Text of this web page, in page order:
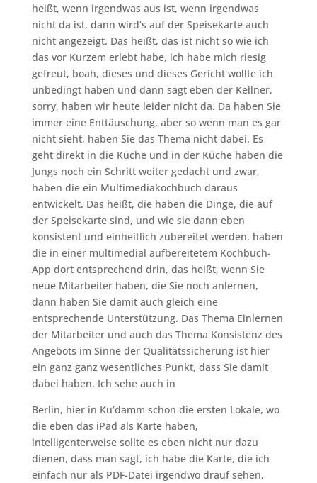
heißt, wenn irgendwas aus ist, wenn irgendwas
nicht da ist, dann wird‘s auf der Speisekarte auch
nicht angezeigt. Das heißt, das ist nicht so wie ich
das vor Kurzem erlebt habe, ich habe mich riesig
gefreut, boah, dieses und dieses Gericht wollte ich
unbedingt haben und dann sagt eben der Kellner,
sorry, haben wir heute leider nicht da. Da haben Sie
immer eine Enttäuschung, aber so wenn man es gar
nicht sieht, haben Sie das Thema nicht dabei. Es
geht direkt in die Küche und in der Küche haben die
Jungs noch ein Schritt weiter gedacht und zwar,
haben die ein Multimediakochbuch daraus
entwickelt. Das heißt, die haben die Dinge, die auf
der Speisekarte sind, und wie sie dann eben
konsistent und einheitlich zubereitet werden, haben
die in einer multimedial aufbereitetem Kochbuch-
App dort entsprechend drin, das heißt, wenn Sie
neue Mitarbeiter haben, die Sie noch anlernen,
dann haben Sie damit auch gleich eine
entsprechende Unterstützung. Das Thema Einlernen
der Mitarbeiter und auch das Thema Konsistenz des
Angebots im Sinne der Qualitätssicherung ist hier
ein ganz ganz wesentliches Punkt, dass Sie damit
dabei haben. Ich sehe auch in
Berlin, hier in Ku’damm schon die ersten Lokale, wo
die eben das iPad als Karte haben,
intelligenterweise sollte es eben nicht nur dazu
dienen, dass man sagt, ich habe die Karte, die ich
einfach nur als PDF-Datei irgendwo drauf sehen,